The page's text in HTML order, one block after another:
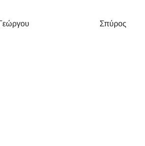
Σπύρος